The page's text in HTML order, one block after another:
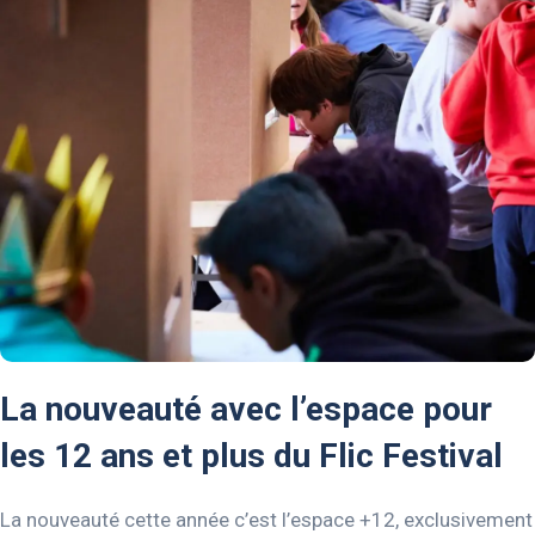
La nouveauté avec l’espace pour
les 12 ans et plus du Flic Festival
La nouveauté cette année c’est l’espace +12, exclusivement